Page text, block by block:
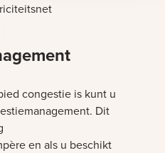
congestie is kunt u
Dit
en als u beschikt